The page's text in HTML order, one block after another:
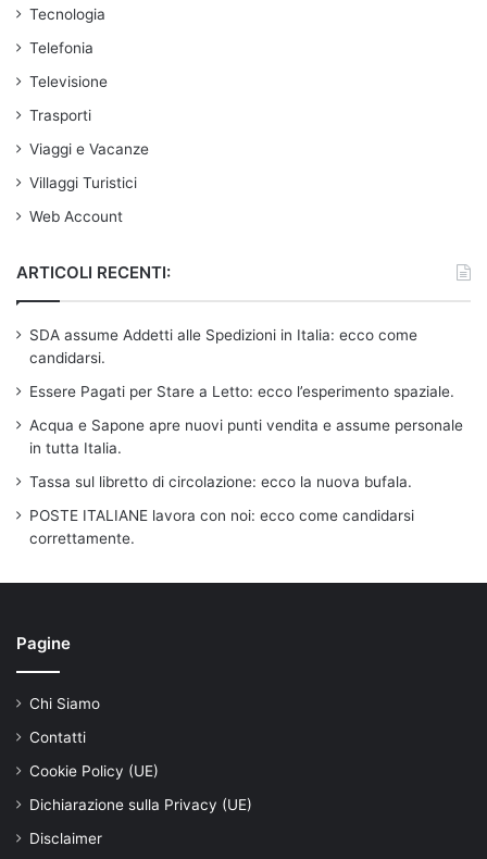
Tecnologia
Telefonia
Televisione
Trasporti
Viaggi e Vacanze
Villaggi Turistici
Web Account
ARTICOLI RECENTI:
SDA assume Addetti alle Spedizioni in Italia: ecco come
candidarsi.
Essere Pagati per Stare a Letto: ecco l’esperimento spaziale.
Acqua e Sapone apre nuovi punti vendita e assume personale
in tutta Italia.
Tassa sul libretto di circolazione: ecco la nuova bufala.
POSTE ITALIANE lavora con noi: ecco come candidarsi
correttamente.
Pagine
Chi Siamo
Contatti
Cookie Policy (UE)
Dichiarazione sulla Privacy (UE)
Disclaimer